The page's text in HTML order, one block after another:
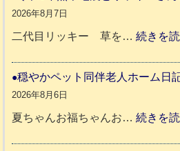
2026年8月7日
二代目リッキー 草を…続きを
穏やかペット同伴老人ホーム日
2026年8月6日
夏ちゃんお福ちゃんお…続きを